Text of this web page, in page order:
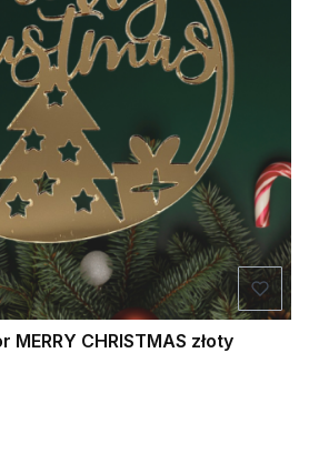
CHRISTMAS złoty